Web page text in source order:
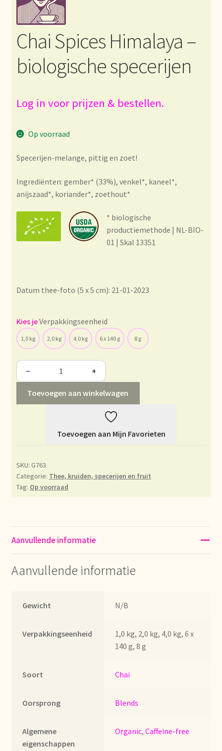
Bezahlung und Rabatte
Bienvenue dans notre commerce de gros de thé !
Bio-Zertifikate
Commande et délai de livraison
Condiciones generales
Contact
Contacto
Current price list
Declaración de privacidad
Déclaration de confidentialité
Devoluciones y garantía
Expédition et livraison
Food safety
Imprint
Kontakt
Lagerangelegenheiten
Chai Spices Himalaya –
biologische specerijen
Log in voor prijzen & bestellen.
Op voorraad
Specerijen-melange, pittig en zoet!
Ingrediënten: gember* (33%), venkel*, kaneel*,
anijszaad*, koriander*, zoethout*
* biologische
productiemethode | NL-BIO-
01 | Skal 13351
Datum thee-foto (5 x 5 cm): 21-01-2023
Verpakkingseenheid
1,0 kg 2,0 kg 4,0 kg 6 x 140 g 8 g
− +
Toevoegen aan winkelwagen
Toevoegen aan Mijn Favorieten
SKU: G763
Categorie: Thee, kruiden, specerijen en fruit
Tag: Op voorraad
Aanvullende informatie
Aanvullende informatie
Gewicht N/B
Verpakkingseenheid
1,0 kg, 2,0 kg, 4,0 kg, 6 x
140 g, 8 g
Soort Chai
Oorsprong Blends
Algemene
eigenschappen
Organic,Caffeine-free